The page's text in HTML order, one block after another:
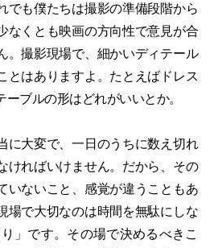
でも僕たちは撮影の準備段階から
なくとも映画の方向性で意見が合
。撮影現場で、細かいディテール
とはありますよ。たとえばドレス
ブルの形はどれがいいとか。
に大変で、一日のうちに数え切れ
ければいけません。だから、その
いないこと、感覚が違うこともあ
場で大切なのは時間を無駄にしな
」です。その場で決めるべきこ